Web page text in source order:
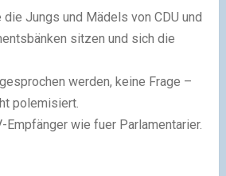
Jungs und Mädels von CDU und
sitzen und sich die
werden, keine Frage –
polemisiert.
wie fuer Parlamentarier.